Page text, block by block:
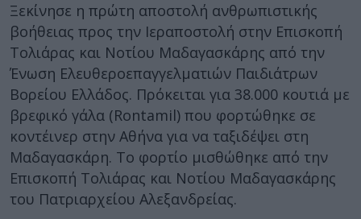
Ξεκίνησε η πρώτη αποστολή ανθρωπιστικής
βοήθειας προς την Ιεραποστολή στην Επισκοπή
Τολιάρας και Νοτίου Μαδαγασκάρης από την
Ένωση Ελευθεροεπαγγελματιών Παιδιάτρων
Βορείου Ελλάδος. Πρόκειται για 38.000 κουτιά με
βρεφικό γάλα (Rontamil) που φορτώθηκε σε
κοντέινερ στην Αθήνα για να ταξιδέψει στη
Μαδαγασκάρη. Το φορτίο μισθώθηκε από την
Επισκοπή Τολιάρας και Νοτίου Μαδαγασκάρης
του Πατριαρχείου Αλεξανδρείας.